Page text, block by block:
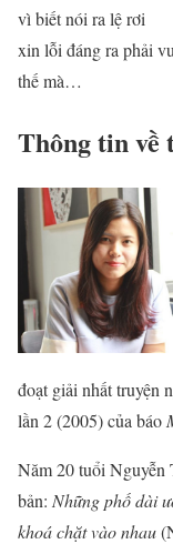
vì biết nói ra lệ rơi
xin lỗi đáng ra phải
thế mà…
Thông tin về
đoạt giải nhất truyện
lần 2 (2005) của báo
Năm 20 tuổi Nguyễn
bản: Những phố dài
khoá chặt vào nhau